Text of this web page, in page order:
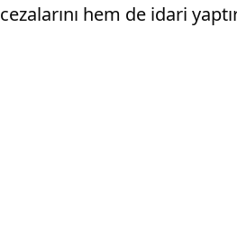
cezalarını hem de idari